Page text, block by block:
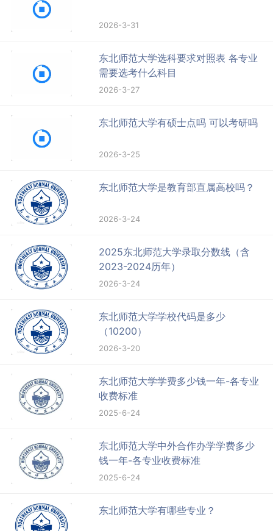
2026-3-31
东北师范大学选科要求对照表 各专业
需要选考什么科目
2026-3-27
东北师范大学有硕士点吗 可以考研吗
2026-3-25
东北师范大学是教育部直属高校吗？
2026-3-24
2025东北师范大学录取分数线（含
2023-2024历年）
2026-3-24
东北师范大学学校代码是多少
（10200）
2026-3-20
东北师范大学学费多少钱一年-各专业
收费标准
2025-6-24
东北师范大学中外合作办学学费多少
钱一年-各专业收费标准
2025-6-24
东北师范大学有哪些专业？